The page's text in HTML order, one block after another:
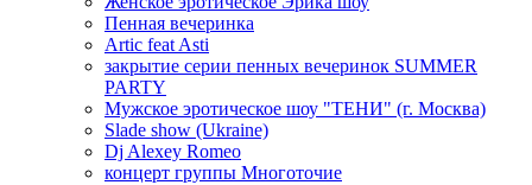
Пенная вечеринка
Artic feat Asti
закрытие серии пенных вечеринок SUMMER
PARTY
Мужское эротическое шоу "ТЕНИ" (г. Москва)
Slade show (Ukraine)
Dj Alexey Romeo
концерт группы Многоточие